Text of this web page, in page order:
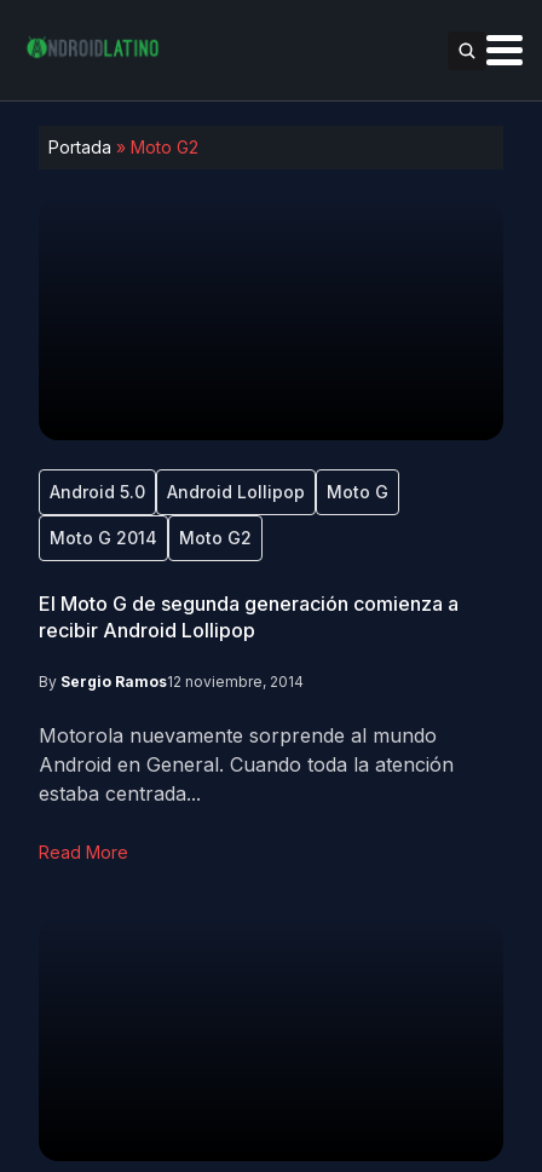
Portada » Moto G2
Android 5.0 Android Lollipop Moto G
Moto G 2014 Moto G2
El Moto G de segunda generación comienza a
recibir Android Lollipop
By Sergio Ramos12 noviembre, 2014
Motorola nuevamente sorprende al mundo
Android en General. Cuando toda la atención
estaba centrada...
Read More